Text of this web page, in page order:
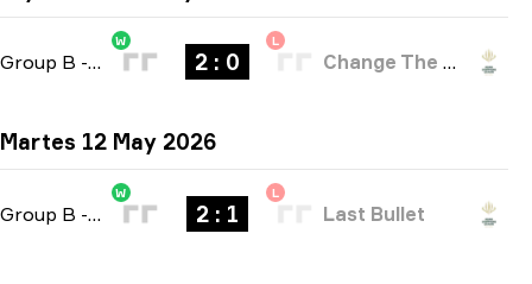
Group B - bo3
W
2 : 0
L
Change The Game
Martes 12 May 2026
Group B - bo3
W
2 : 1
L
Last Bullet